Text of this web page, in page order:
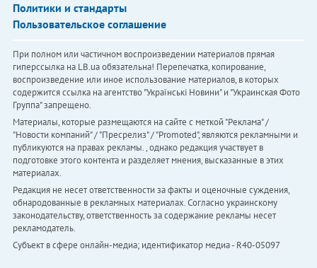
Политики и стандарты
Пользовательское соглашение
При полном или частичном воспроизведении материалов прямая
гиперссылка на LB.ua обязательна! Перепечатка, копирование,
воспроизведение или иное использование материалов, в которых
содержится ссылка на агентство "Українськi Новини" и "Украинская Фото
Группа" запрещено.
Материалы, которые размещаются на сайте с меткой "Реклама" /
"Новости компаний" / "Пресрелиз" / "Promoted", являются рекламными и
публикуются на правах рекламы. , однако редакция участвует в
подготовке этого контента и разделяет мнения, высказанные в этих
материалах.
Редакция не несет ответственности за факты и оценочные суждения,
обнародованные в рекламных материалах. Согласно украинскому
законодательству, ответственность за содержание рекламы несет
рекламодатель.
Субъект в сфере онлайн-медиа; идентификатор медиа - R40-05097